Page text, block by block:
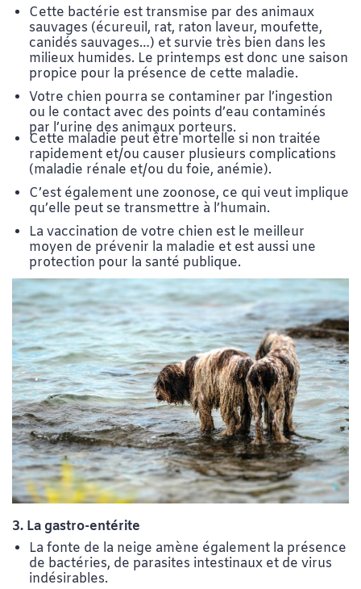
Cette bactérie est transmise par des animaux
sauvages (écureuil, rat, raton laveur, moufette,
canidés sauvages…) et survie très bien dans les
milieux humides. Le printemps est donc une saison
propice pour la présence de cette maladie.
Votre chien pourra se contaminer par l’ingestion
ou le contact avec des points d’eau contaminés
par l’urine des animaux porteurs.
Cette maladie peut être mortelle si non traitée
rapidement et/ou causer plusieurs complications
(maladie rénale et/ou du foie, anémie).
C’est également une zoonose, ce qui veut implique
qu’elle peut se transmettre à l’humain.
La vaccination de votre chien est le meilleur
moyen de prévenir la maladie et est aussi une
protection pour la santé publique.
3. La gastro-entérite
La fonte de la neige amène également la présence
de bactéries, de parasites intestinaux et de virus
indésirables.